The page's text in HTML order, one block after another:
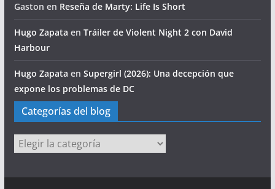
Gaston en Reseña de Marty: Life Is Short
Hugo Zapata en Tráiler de Violent Night 2 con David
Harbour
Hugo Zapata en Supergirl (2026): Una decepción que
expone los problemas de DC
Categorías del blog
Categorías
del